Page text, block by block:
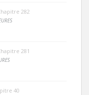
282
281
40